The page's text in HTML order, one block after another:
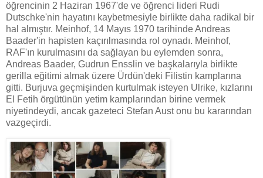
öğrencinin 2 Haziran 1967'de ve öğrenci lideri Rudi
Dutschke'nin hayatını kaybetmesiyle birlikte daha radikal bir
hal almıştır. Meinhof, 14 Mayıs 1970 tarihinde Andreas
Baader'in hapisten kaçırılmasında rol oynadı. Meinhof,
RAF'ın kurulmasını da sağlayan bu eylemden sonra,
Andreas Baader, Gudrun Ensslin ve başkalarıyla birlikte
gerilla eğitimi almak üzere Ürdün'deki Filistin kamplarına
gitti. Burjuva geçmişinden kurtulmak isteyen Ulrike, kızlarını
El Fetih örgütünün yetim kamplarından birine vermek
niyetindeydi, ancak gazeteci Stefan Aust onu bu kararından
vazgeçirdi.